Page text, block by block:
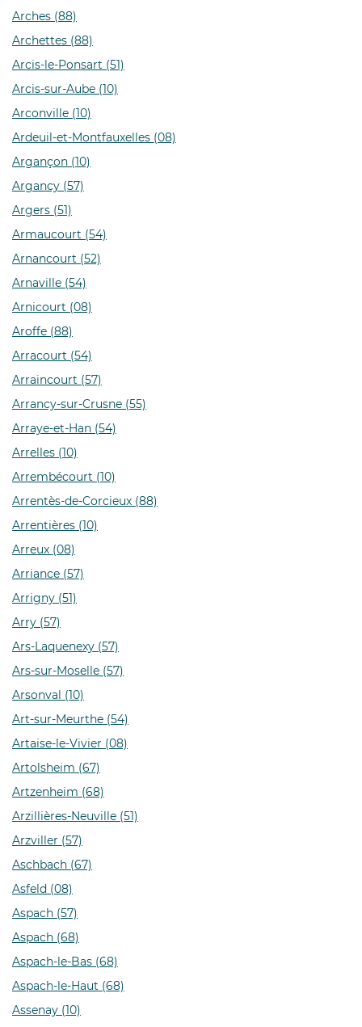
Arches (88)
Archettes (88)
Arcis-le-Ponsart (51)
Arcis-sur-Aube (10)
Arconville (10)
Ardeuil-et-Montfauxelles (08)
Argançon (10)
Argancy (57)
Argers (51)
Armaucourt (54)
Arnancourt (52)
Arnaville (54)
Arnicourt (08)
Aroffe (88)
Arracourt (54)
Arraincourt (57)
Arrancy-sur-Crusne (55)
Arraye-et-Han (54)
Arrelles (10)
Arrembécourt (10)
Arrentès-de-Corcieux (88)
Arrentières (10)
Arreux (08)
Arriance (57)
Arrigny (51)
Arry (57)
Ars-Laquenexy (57)
Ars-sur-Moselle (57)
Arsonval (10)
Art-sur-Meurthe (54)
Artaise-le-Vivier (08)
Artolsheim (67)
Artzenheim (68)
Arzillières-Neuville (51)
Arzviller (57)
Aschbach (67)
Asfeld (08)
Aspach (57)
Aspach (68)
Aspach-le-Bas (68)
Aspach-le-Haut (68)
Assenay (10)